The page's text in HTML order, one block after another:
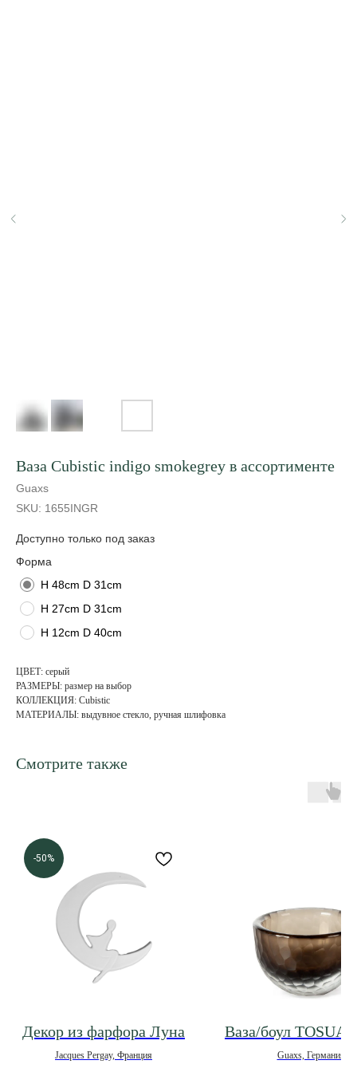
Ваза Cubistic indigo smokegrey в ассортименте
Guaxs
SKU: 1655INGR
Форма
H 48cm D 31cm
H 27cm D 31cm
H 12cm D 40cm
ЦВЕТ: серый
РАЗМЕРЫ: размер на выбор
КОЛЛЕКЦИЯ: Cubistic
МАТЕРИАЛЫ: выдувное стекло, ручная шлифовка
Смотрите также
-50%
Декор из фарфора Луна
Jacques Pergay, Франция
Ваза/боул TOSUA
Guaxs, Германия